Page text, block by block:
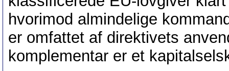
hvorimod almindelige
er omfattet af direktivets
komplementar er et